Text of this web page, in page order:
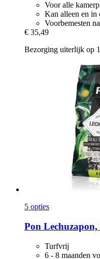
Voor alle
Kan alleen en in
Voorbemesten
€ 35,49
Bezorging uiterlijk op
5 opties
Pon Lechuzapon,
Turfvrij
6 - 8 maanden